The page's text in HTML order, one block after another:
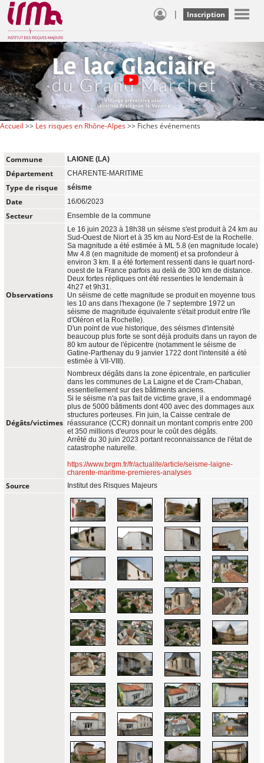
| Inscription
Accueil >> Les risques en Rhône-Alpes>> Fiches événements
Commune LAIGNE (LA)
Département CHARENTE-MARITIME
Type de risque séisme
Date 16/06/2023
Secteur Ensemble de la commune
Observations
Le 16 juin 2023 à 18h38 un séisme s'est produit à 24 km au
Sud-Ouest de Niort et à 35 km au Nord-Est de la Rochelle.
Sa magnitude a été estimée à ML 5.8 (en magnitude locale)
Mw 4.8 (en magnitude de moment) et sa profondeur à
environ 3 km. Il a été fortement ressenti dans le quart nord-
ouest de la France parfois au delà de 300 km de distance.
Deux fortes répliques ont été ressenties le lendemain à
4h27 et 9h31.
Un séisme de cette magnitude se produit en moyenne tous
les 10 ans dans l'hexagone (le 7 septembre 1972 un
séisme de magnitude équivalente s'était produit entre l'île
d'Oléron et la Rochelle).
D'un point de vue historique, des séismes d'intensité
beaucoup plus forte se sont déjà produits dans un rayon de
80 km autour de l'épicentre (notamment le séisme de
Gatine-Parthenay du 9 janvier 1722 dont l'intensité a été
estimée à VII-VIII).
Dégâts/victimes
Nombreux dégâts dans la zone épicentrale, en particulier
dans les communes de La Laigne et de Cram-Chaban,
essentiellement sur des bâtiments anciens.
Si le séisme n'a pas fait de victime grave, il a endommagé
plus de 5000 bâtiments dont 400 avec des dommages aux
structures porteuses. Fin juin, la Caisse centrale de
réassurance (CCR) donnait un montant compris entre 200
et 350 millions d'euros pour le coût des dégâts.
Arrêté du 30 juin 2023 portant reconnaissance de l'état de
catastrophe naturelle.
https://www.brgm.fr/fr/actualite/article/seisme-laigne-
charente-maritime-premieres-analyses
Source Institut des Risques Majeurs